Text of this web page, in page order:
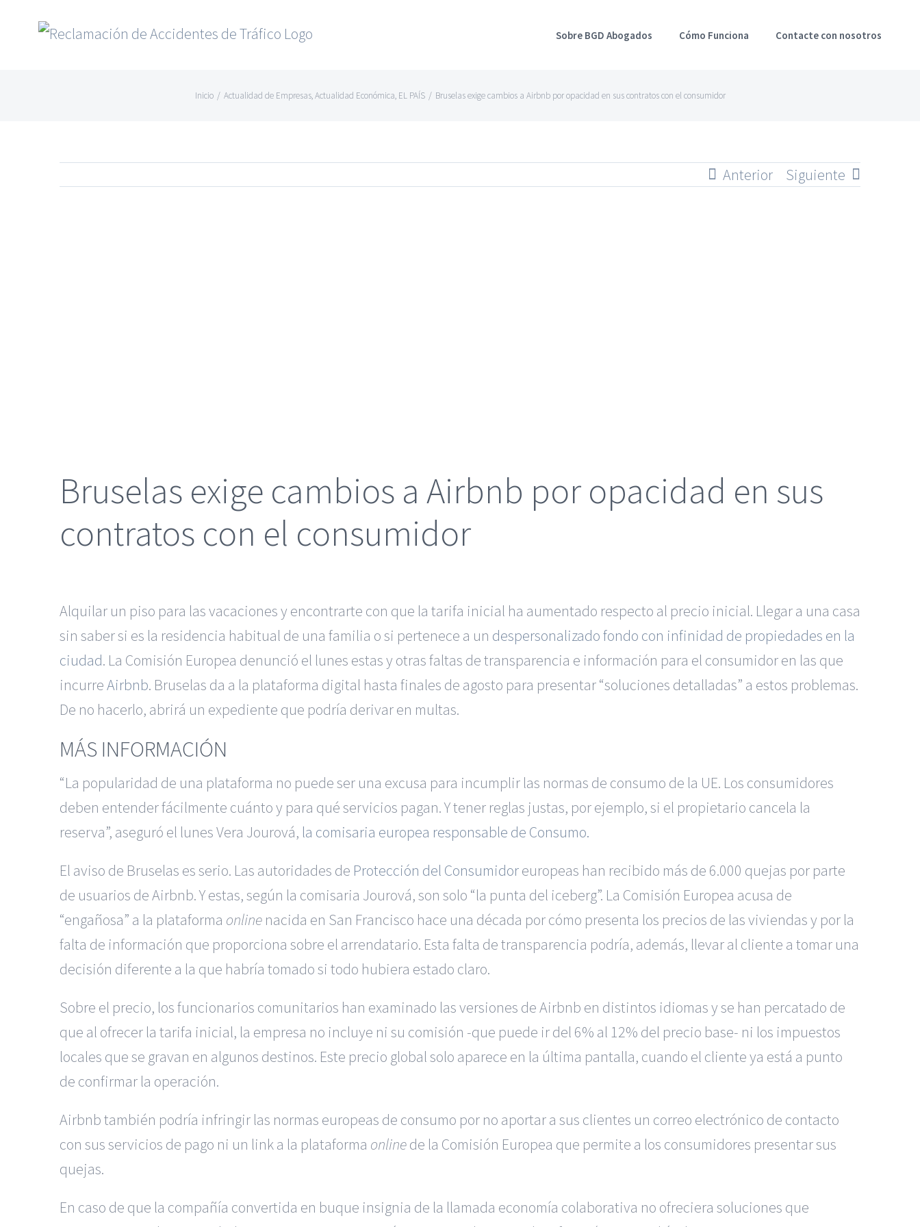
Sobre BGD Abogados Cómo Funciona Contacte con nosotros
Inicio / Actualidad de Empresas,Actualidad Económica, EL PAÍS / Bruselas exige cambios a Airbnb por opacidad en sus contratos con el consumidor
Anterior Siguiente
Bruselas exige cambios a Airbnb por opacidad en sus
contratos con el consumidor
Alquilar un piso para las vacaciones y encontrarte con que la tarifa inicial ha aumentado respecto al precio inicial. Llegar a una casa
sin saber si es la residencia habitual de una familia o si pertenece a un despersonalizado fondo con infinidad de propiedades en la
ciudad. La Comisión Europea denunció el lunes estas y otras faltas de transparencia e información para el consumidor en las que
incurreAirbnb. Bruselas da a la plataforma digital hasta finales de agosto para presentar “soluciones detalladas” a estos problemas.
De no hacerlo, abrirá un expediente que podría derivar en multas.
MÁS INFORMACIÓN
“La popularidad de una plataforma no puede ser una excusa para incumplir las normas de consumo de la UE. Los consumidores
deben entender fácilmente cuánto y para qué servicios pagan. Y tener reglas justas, por ejemplo, si el propietario cancela la
reserva”, aseguró el lunes Vera Jourová, la comisaria europea responsable de Consumo.
El aviso de Bruselas es serio. Las autoridades de Protección del Consumidoreuropeas han recibido más de 6.000 quejas por parte
de usuarios de Airbnb. Y estas, según la comisaria Jourová, son solo “la punta del iceberg”. La Comisión Europea acusa de
“engañosa” a la plataforma online nacida en San Francisco hace una década por cómo presenta los precios de las viviendas y por la
falta de información que proporciona sobre el arrendatario. Esta falta de transparencia podría, además, llevar al cliente a tomar una
decisión diferente a la que habría tomado si todo hubiera estado claro.
Sobre el precio, los funcionarios comunitarios han examinado las versiones de Airbnb en distintos idiomas y se han percatado de
que al ofrecer la tarifa inicial, la empresa no incluye ni su comisión -que puede ir del 6% al 12% del precio base- ni los impuestos
locales que se gravan en algunos destinos. Este precio global solo aparece en la última pantalla, cuando el cliente ya está a punto
de confirmar la operación.
Airbnb también podría infringir las normas europeas de consumo por no aportar a sus clientes un correo electrónico de contacto
con sus servicios de pago ni un link a la plataforma onlinede la Comisión Europea que permite a los consumidores presentar sus
quejas.
En caso de que la compañía convertida en buque insignia de la llamada economía colaborativa no ofreciera soluciones que